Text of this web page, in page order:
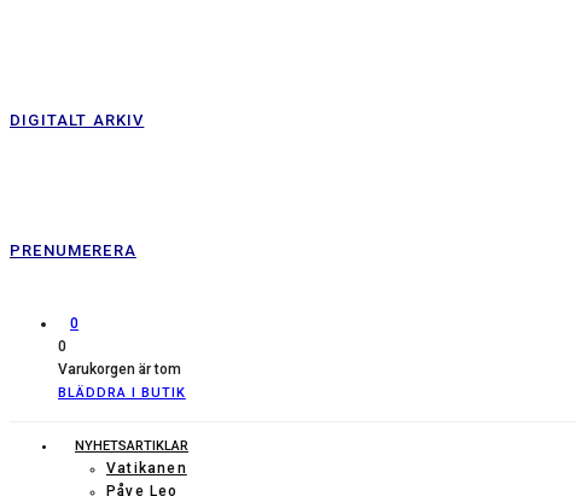
DIGITALT ARKIV
PRENUMERERA
0
0
Varukorgen är tom
BLÄDDRA I BUTIK
NYHETSARTIKLAR
Vatikanen
Påve Leo